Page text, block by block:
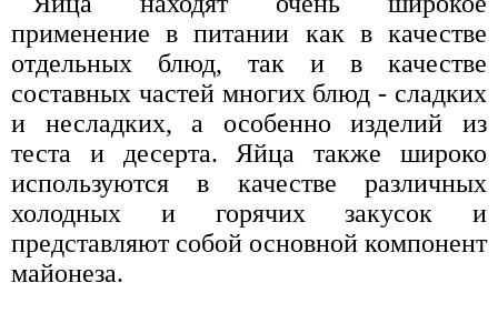
применение в питании как в качестве
отдельных блюд, так и в качестве
составных частей многих блюд - сладких
и несладких, а особенно изделий из
теста и десерта. Яйца также широко
используются в качестве различных
холодных и горячих закусок и
представляют собой основной компонент
майонеза.